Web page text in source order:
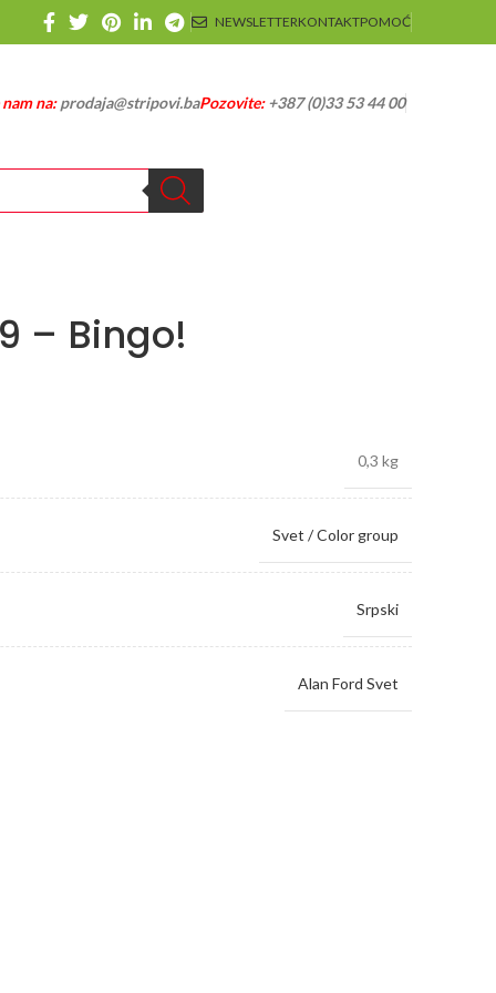
NEWSLETTERKONTAKTPOMOĆ
na:prodaja@stripovi.baPozovite:+387 (0)33 53 44 00
– Bingo!
0,3 kg
Svet / Color group
Srpski
Alan Ford Svet